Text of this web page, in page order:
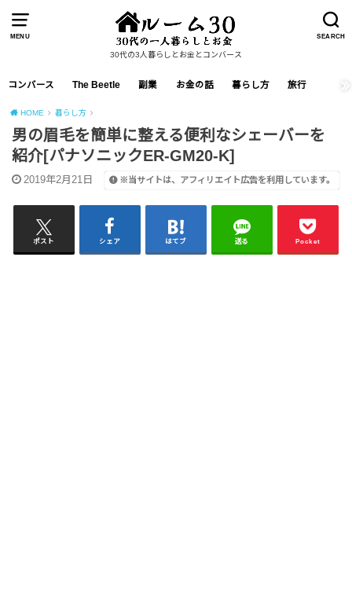
MENU SEARCH
30代の3人暮らしとお金とコンバース
コンバース The Beetle 副業 お金の話 暮らし方 旅行
HOME 暮らし方
男の眉毛を簡単に整える便利なシェーバーを
紹介[パナソニックER-GM20-K]
2019年2月21日 ※当サイトは、アフィリエイト広告を利用しています。
ポスト シェア はてブ 送る Pocket